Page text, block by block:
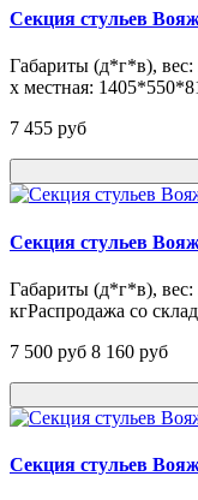
Секция стульев
Габариты (д*г*в),
х местная:
7 455 pуб
Секция стульев
Габариты (д*г*в),
кгРаспродажа со
7 500 pуб 8 160 pуб
Секция стульев